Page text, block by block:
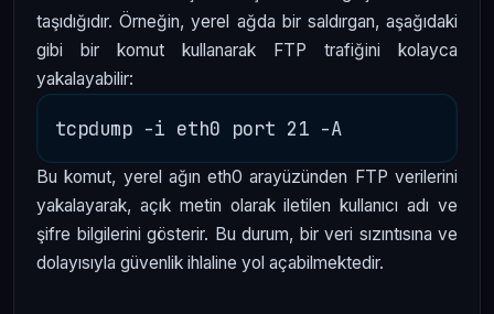
taşıdığıdır. Örneğin, yerel ağda bir saldırgan, aşağıdaki
gibi bir komut kullanarak FTP trafiğini kolayca
yakalayabilir:
Bu komut, yerel ağın eth0 arayüzünden FTP verilerini
yakalayarak, açık metin olarak iletilen kullanıcı adı ve
şifre bilgilerini gösterir. Bu durum, bir veri sızıntısına ve
dolayısıyla güvenlik ihlaline yol açabilmektedir.